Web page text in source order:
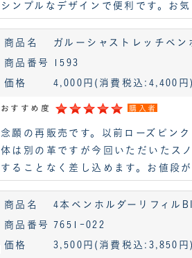
シンプルなデザインで便利です。お
商品名 ガルーシャストレッチペ
商品番号 1593
価格 4,000円 (消費税込:4,400円)
おすすめ度 購入者
念願の再販売です。以前ローズピン
体は別の革ですが今回いただいたス
することなく差し込めます。お値段
商品名 4本ペンホルダーリフィル
商品番号 7651-022
価格 3,500円 (消費税込:3,850円)